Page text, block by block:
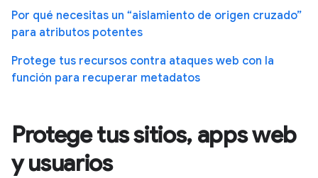
Por qué necesitas un “aislamiento de origen cruzado”
para atributos potentes
Protege tus recursos contra ataques web con la
función para recuperar metadatos
Protege tus sitios, apps web
y usuarios